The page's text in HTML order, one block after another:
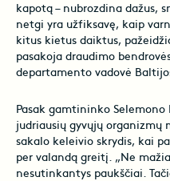
kapotą – nubrozdina dažus,
netgi yra užfiksavę, kaip
kitus kietus daiktus,
pasakoja draudimo
departamento vadovė
Pasak gamtininko Selemono
judriausių gyvųjų organizmų
sakalo keleivio skrydis, kai
per valandą greitį. „Ne
nesutinkantys paukščiai.